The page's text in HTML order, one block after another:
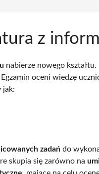
z
nabierze nowego kształtu.
oceni wiedzę
jak:
zadań do
skupia się zarówno na